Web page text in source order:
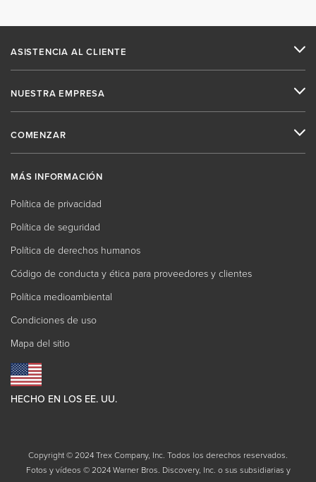
ASISTENCIA AL CLIENTE
NUESTRA EMPRESA
COMENZAR
MÁS INFORMACIÓN
Política de privacidad
Política de seguridad
Política de derechos humanos
Código de conducta y ética para proveedores y clientes
Política medioambiental
Condiciones de uso
Mapa del sitio
HECHO EN LOS EE. UU.
Copyright © 2024 Trex Company, Inc. Todos los derechos reservados.
Fotos y vídeos © 2024 Warner Bros. Discovery, Inc. o sus subsidiarias y